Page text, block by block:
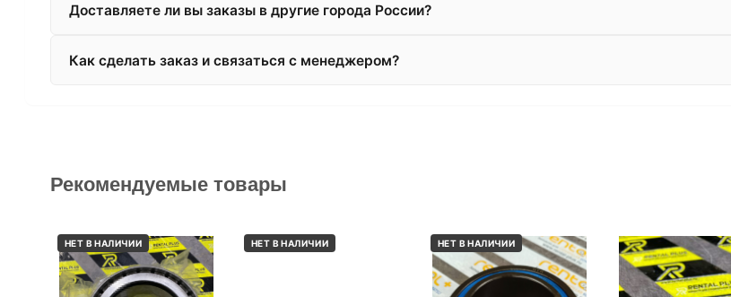
Доставляете ли вы заказы в другие города России?
Как сделать заказ и связаться с менеджером?
Рекомендуемые товары
НЕТ В НАЛИЧИИ НЕТ В НАЛИЧИИ НЕТ В НАЛИЧИИ